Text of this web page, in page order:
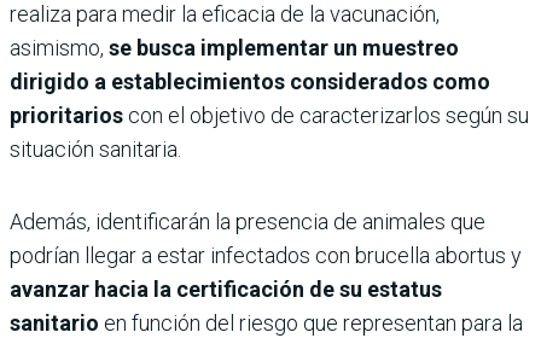
realiza para medir la eficacia de la vacunación,
asimismo, se busca implementar un muestreo
dirigido a establecimientos considerados como
prioritarios con el objetivo de caracterizarlos según su
situación sanitaria.
Además, identificarán la presencia de animales que
podrían llegar a estar infectados con brucella abortus y
avanzar hacia la certificación de su estatus
sanitario en función del riesgo que representan para la